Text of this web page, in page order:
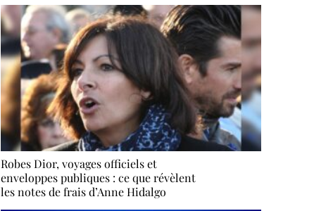
Robes Dior, voyages officiels et
enveloppes publiques : ce que révèlent
les notes de frais d’Anne Hidalgo